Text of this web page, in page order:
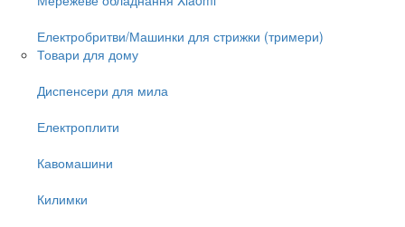
Електробритви/Машинки для стрижки (тримери)
Товари для дому
Диспенсери для мила
Електроплити
Кавомашини
Килимки